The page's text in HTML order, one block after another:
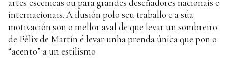
internacionais. A ilusión polo seu traballo e a súa
motivación son o mellor aval de que levar un sombreiro
de Félix de Martín é levar unha prenda única que pon o
“acento” a un estilismo